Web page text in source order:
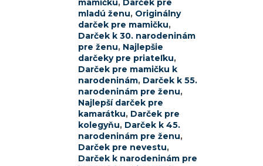
mamičku, Darček pre
mladú ženu, Originálny
darček pre mamičku,
Darček k 30. narodeninám
pre ženu, Najlepšie
darčeky pre priateľku,
Darček pre mamičku k
narodeninám, Darček k 55.
narodeninám pre ženu,
Najlepší darček pre
kamarátku, Darček pre
kolegyňu, Darček k 45.
narodeninám pre ženu,
Darček pre nevestu,
Darček k narodeninám pre